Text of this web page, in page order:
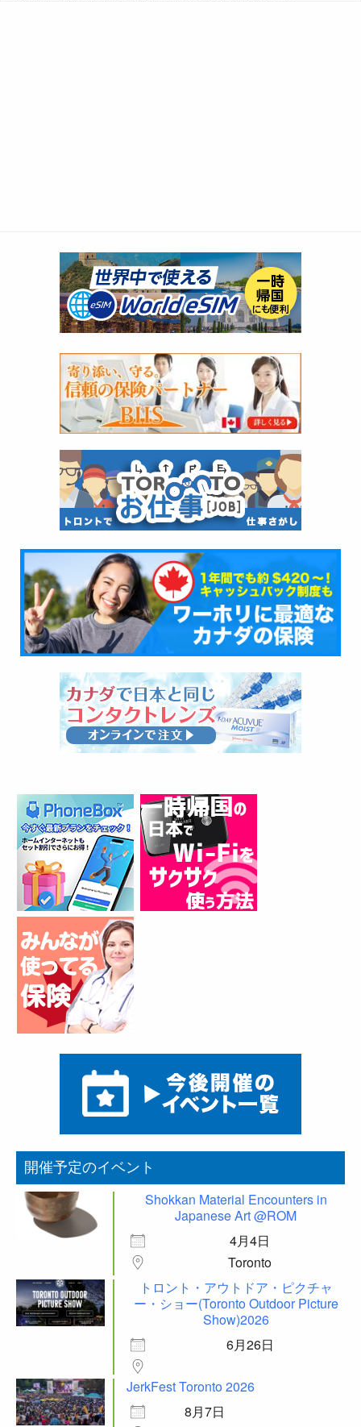
開催予定のイベント
Shokkan Material Encounters in
Japanese Art @ROM
4月4日
Toronto
トロント・アウトドア・ピクチャ
ー・ショー(Toronto Outdoor Picture
Show)2026
6月26日
JerkFest Toronto 2026
8月7日